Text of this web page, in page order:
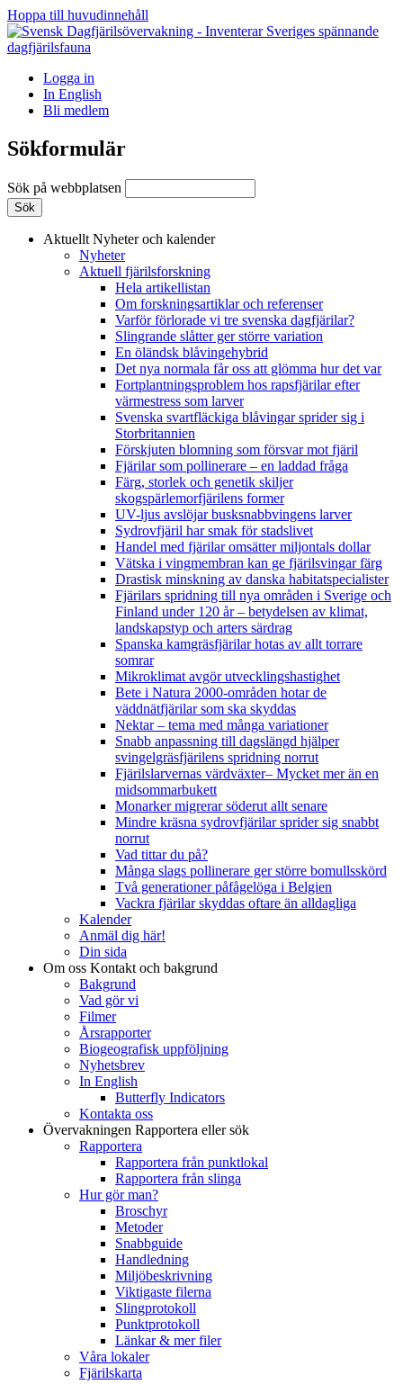
Hoppa till huvudinnehåll
Logga in
In English
Bli medlem
Sökformulär
Sök på webbplatsen
Aktuellt Nyheter och kalender
Nyheter
Aktuell fjärilsforskning
Hela artikellistan
Om forskningsartiklar och referenser
Varför förlorade vi tre svenska dagfjärilar?
Slingrande slåtter ger större variation
En öländsk blåvingehybrid
Det nya normala får oss att glömma hur det var
Fortplantningsproblem hos rapsfjärilar efter
värmestress som larver
Svenska svartfläckiga blåvingar sprider sig i
Storbritannien
Förskjuten blomning som försvar mot fjäril
Fjärilar som pollinerare – en laddad fråga
Färg, storlek och genetik skiljer
skogspärlemorfjärilens former
UV-ljus avslöjar busksnabbvingens larver
Sydrovfjäril har smak för stadslivet
Handel med fjärilar omsätter miljontals dollar
Vätska i vingmembran kan ge fjärilsvingar färg
Drastisk minskning av danska habitatspecialister
Fjärilars spridning till nya områden i Sverige och
Finland under 120 år– betydelsen av klimat,
landskapstyp och arters särdrag
Spanska kamgräsfjärilar hotas av allt torrare
somrar
Mikroklimat avgör utvecklingshastighet
Bete i Natura 2000-områden hotar de
väddnätfjärilar som ska skyddas
Nektar – tema med många variationer
Snabb anpassning till dagslängd hjälper
svingelgräsfjärilens spridning norrut
Fjärilslarvernas värdväxter– Mycket mer än en
midsommarbukett
Monarker migrerar söderut allt senare
Mindre kräsna sydrovfjärilar sprider sig snabbt
norrut
Vad tittar du på?
Många slags pollinerare ger större bomullsskörd
Två generationer påfågelöga i Belgien
Vackra fjärilar skyddas oftare än alldagliga
Kalender
Anmäl dig här!
Din sida
Om oss Kontakt och bakgrund
Bakgrund
Vad gör vi
Filmer
Årsrapporter
Biogeografisk uppföljning
Nyhetsbrev
In English
Butterfly Indicators
Kontakta oss
Övervakningen Rapportera eller sök
Rapportera
Rapportera från punktlokal
Rapportera från slinga
Hur gör man?
Broschyr
Metoder
Snabbguide
Handledning
Miljöbeskrivning
Viktigaste filerna
Slingprotokoll
Punktprotokoll
Länkar & mer filer
Våra lokaler
Fjärilskarta